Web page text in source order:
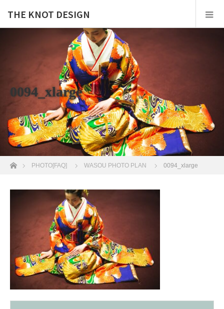
THE KNOT DESIGN
0094_xlarge
ホームPHOTO[FAQ] WASOU PHOTO PLAN 0094_xlarge